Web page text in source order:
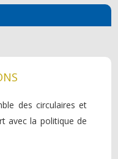
des circulaires et
avec la politique de